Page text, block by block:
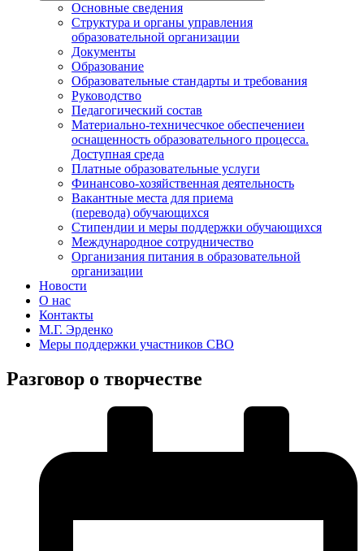
Основные сведения
Структура и органы управления
образовательной организации
Документы
Образование
Образовательные стандарты и требования
Руководство
Педагогический состав
Материально-техничесчкое обеспечениеи
оснащенность образовательного процесса.
Доступная среда
Платные образовательные услуги
Финансово-хозяйственная деятельность
Вакантные места для приема
(перевода) обучающихся
Стипендии и меры поддержки обучающихся
Международное сотрудничество
Организания питания в образовательной
организации
Новости
О нас
Контакты
М.Г. Эрденко
Меры поддержки участников СВО
Разговор о творчестве